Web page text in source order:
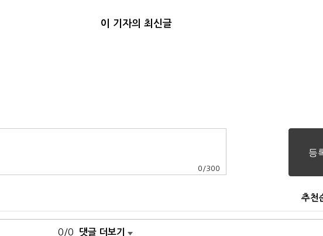
이 기자의 최신글
0 /300
추천
0/0 댓글 더보기